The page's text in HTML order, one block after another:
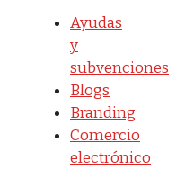
Ayudas
y
subvenciones
Blogs
Branding
Comercio
electrónico